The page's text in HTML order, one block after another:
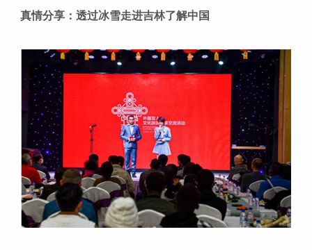
真情分享：透过冰雪走进吉林了解中国